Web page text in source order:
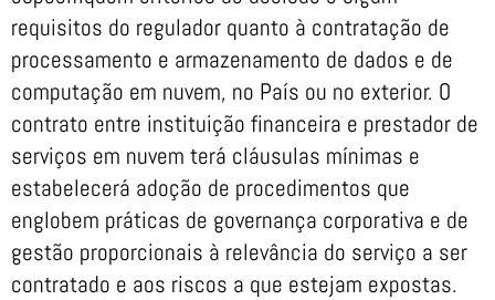
requisitos do regulador quanto à contratação de
processamento e armazenamento de dados e de
computação em nuvem, no País ou no exterior. O
contrato entre instituição financeira e prestador de
serviços em nuvem terá cláusulas mínimas e
estabelecerá adoção de procedimentos que
englobem práticas de governança corporativa e de
gestão proporcionais à relevância do serviço a ser
contratado e aos riscos a que estejam expostas.